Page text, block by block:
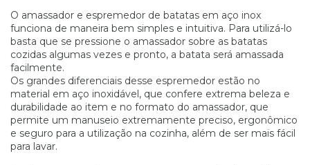
O amassador e espremedor de batatas em aço inox
funciona de maneira bem simples e intuitiva. Para utilizá-lo
basta que se pressione o amassador sobre as batatas
cozidas algumas vezes e pronto, a batata será amassada
facilmente.
Os grandes diferenciais desse espremedor estão no
material em aço inoxidável, que confere extrema beleza e
durabilidade ao item e no formato do amassador, que
permite um manuseio extremamente preciso, ergonômico
e seguro para a utilização na cozinha, além de ser mais fácil
para lavar.